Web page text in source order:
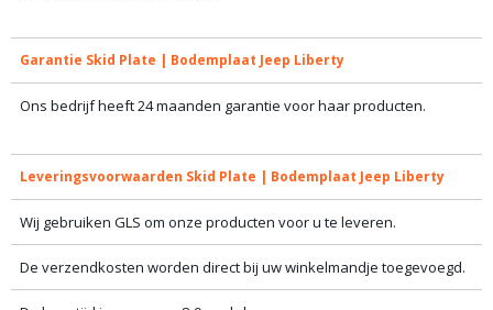
Garantie Skid Plate | Bodemplaat Jeep Liberty
Ons bedrijf heeft 24 maanden garantie voor haar producten.
Leveringsvoorwaarden Skid Plate | Bodemplaat Jeep Liberty
Wij gebruiken GLS om onze producten voor u te leveren.
De verzendkosten worden direct bij uw winkelmandje toegevoegd.